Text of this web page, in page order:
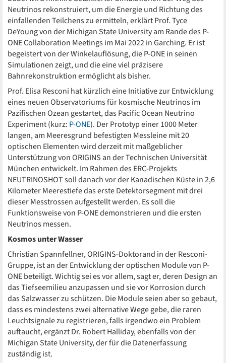
Neutrinos rekonstruiert, um die Energie und Richtung des
einfallenden Teilchens zu ermitteln, erklärt Prof. Tyce
DeYoung von der Michigan State University am Rande des P-
ONE Collaboration Meetings im Mai 2022 in Garching. Er ist
begeistert von der Winkelauflösung, die P-ONE in seinen
Simulationen zeigt, und die eine viel präzisere
Bahnrekonstruktion ermöglicht als bisher.
Prof. Elisa Resconi hat kürzlich eine Initiative zur Entwicklung
eines neuen Observatoriums für kosmische Neutrinos im
Pazifischen Ozean gestartet, das Pacific Ocean Neutrino
Experiment (kurz: P-ONE). Der Prototyp einer 1000 Meter
langen, am Meeresgrund befestigten Messleine mit 20
optischen Elementen wird derzeit mit maßgeblicher
Unterstützung von ORIGINS an der Technischen Universität
München entwickelt. Im Rahmen des ERC-Projekts
NEUTRINOSHOT soll danach vor der Kanadischen Küste in 2,6
Kilometer Meerestiefe das erste Detektorsegment mit drei
dieser Messtrossen aufgestellt werden. Es soll die
Funktionsweise von P-ONE demonstrieren und die ersten
Neutrinos messen.
Kosmos unter Wasser
Christian Spannfellner, ORIGINS-Doktorand in der Resconi-
Gruppe, ist an der Entwicklung der optischen Module von P-
ONE beteiligt. Wichtig sei es vor allem, sagt er, deren Design an
das Tiefseemilieu anzupassen und sie vor Korrosion durch
das Salzwasser zu schützen. Die Module seien aber so gebaut,
dass es mindestens zwei alternative Wege gebe, die raren
Leuchtsignale zu registrieren, falls irgendwo ein Problem
auftaucht, ergänzt Dr. Robert Halliday, ebenfalls von der
Michigan State University, der für die Datenerfassung
zuständig ist.